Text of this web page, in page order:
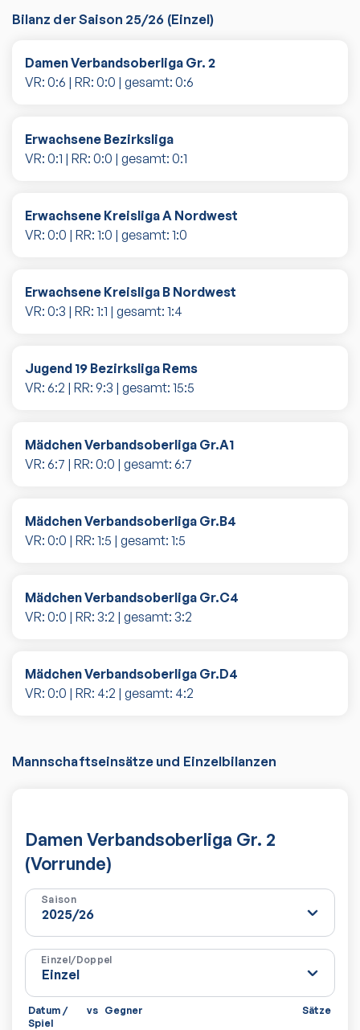
Bilanz der Saison 25/26 (Einzel)
Damen Verbandsoberliga Gr. 2
VR: 0:6 | RR: 0:0 | gesamt: 0:6
Erwachsene Bezirksliga
VR: 0:1 | RR: 0:0 | gesamt: 0:1
Erwachsene Kreisliga A Nordwest
VR: 0:0 | RR: 1:0 | gesamt: 1:0
Erwachsene Kreisliga B Nordwest
VR: 0:3 | RR: 1:1 | gesamt: 1:4
Jugend 19 Bezirksliga Rems
VR: 6:2 | RR: 9:3 | gesamt: 15:5
Mädchen Verbandsoberliga Gr.A1
VR: 6:7 | RR: 0:0 | gesamt: 6:7
Mädchen Verbandsoberliga Gr.B4
VR: 0:0 | RR: 1:5 | gesamt: 1:5
Mädchen Verbandsoberliga Gr.C4
VR: 0:0 | RR: 3:2 | gesamt: 3:2
Mädchen Verbandsoberliga Gr.D4
VR: 0:0 | RR: 4:2 | gesamt: 4:2
Mannschaftseinsätze und Einzelbilanzen
Damen Verbandsoberliga Gr. 2
(Vorrunde)
Saison
Einzel/Doppel
Datum /
Spiel
vs Gegner Sätze